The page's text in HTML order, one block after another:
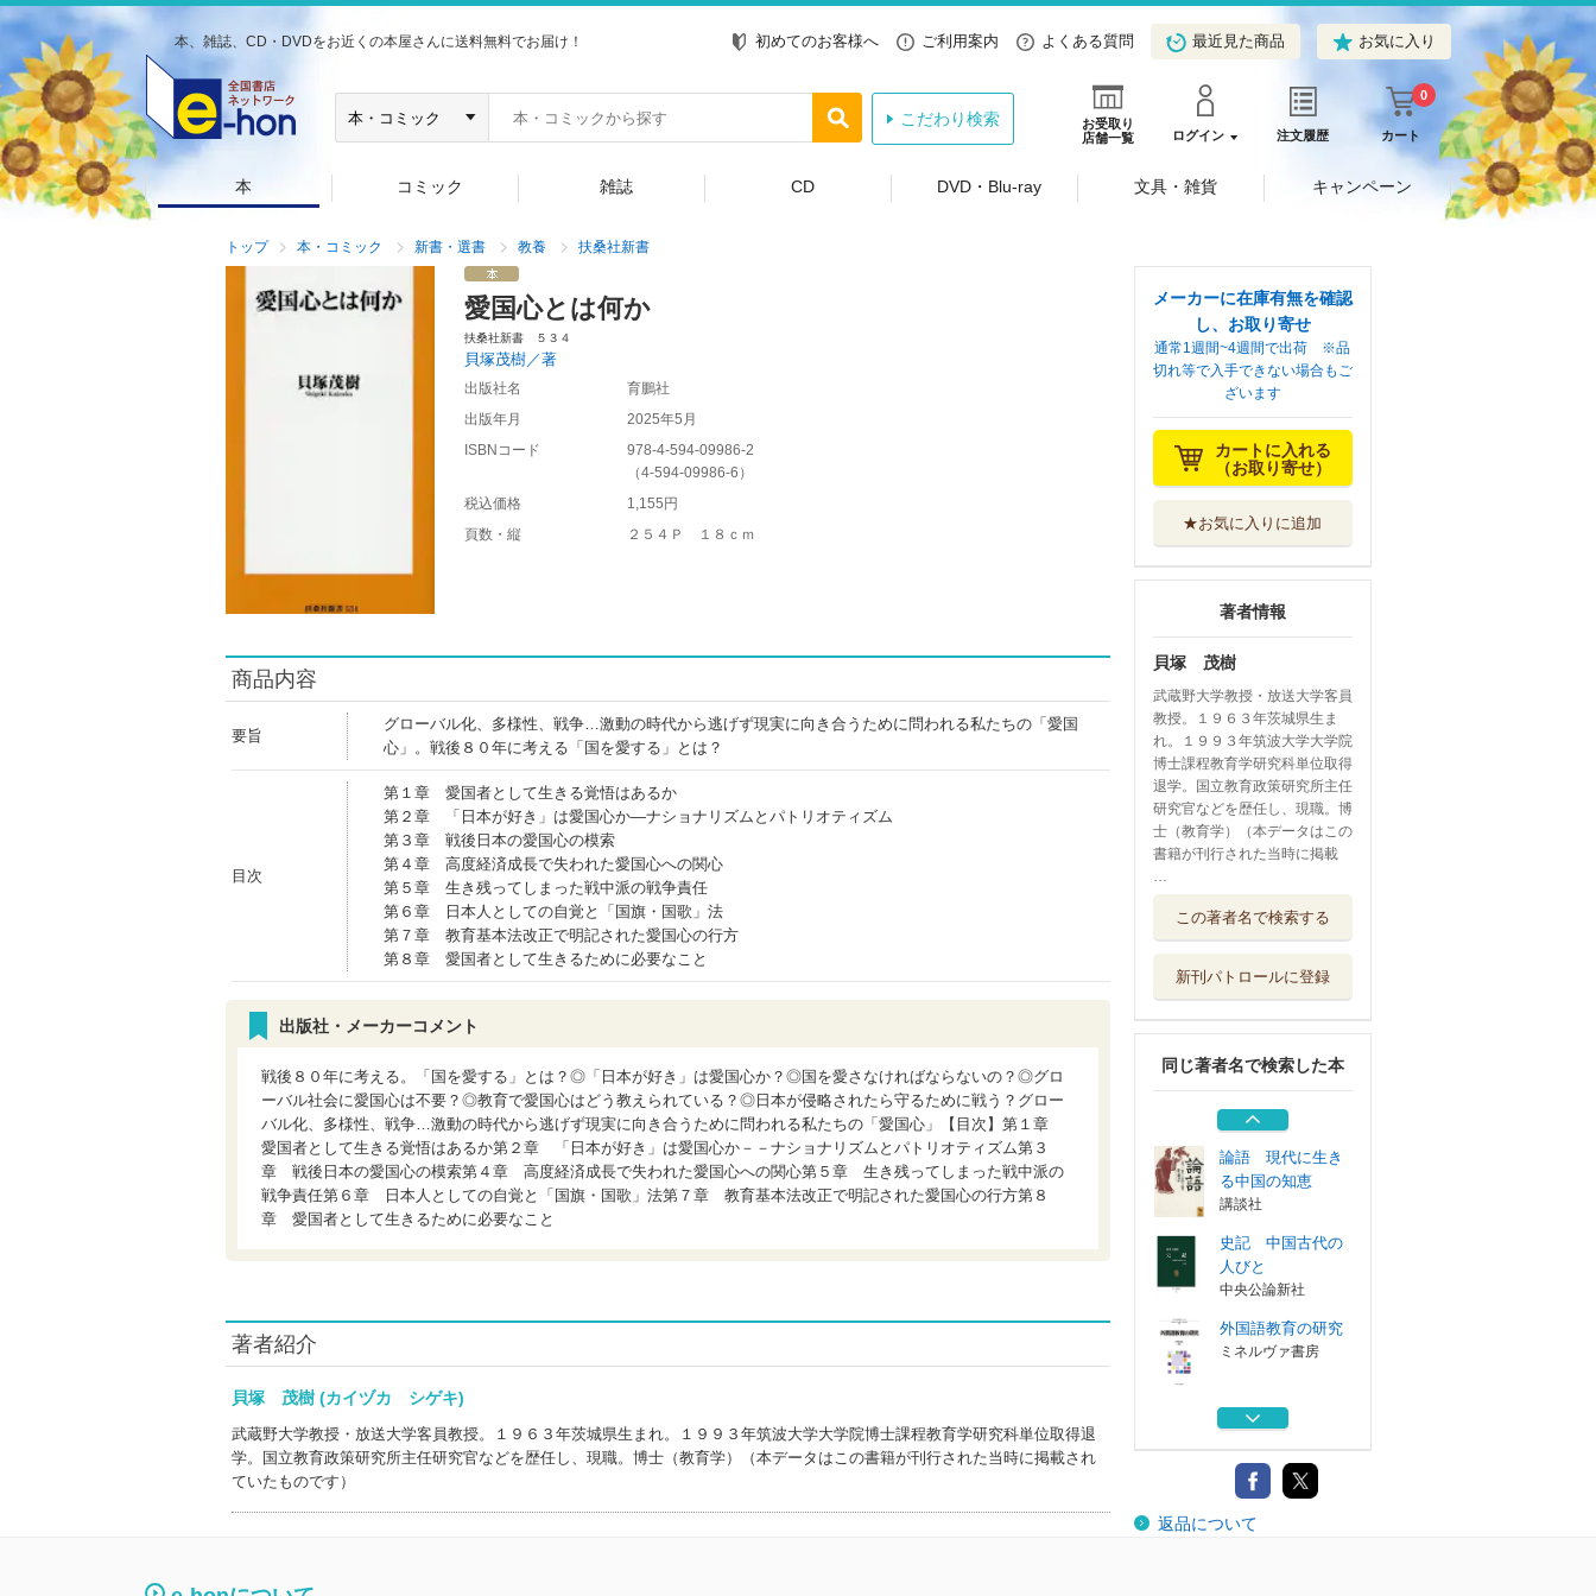
本、雑誌、CD・DVDをお近くの本屋さんに送料無料でお届け！ 初めてのお客様へ ご利用案内 よくある質問 最近見た商品 お気に入り
お受取り
店舗一覧
ログイン 注文履歴 カート
0
こだわり検索
本 コミック 雑誌 CD DVD・Blu-ray 文具・雑貨 キャンペーン
トップ 本・コミック 新書・選書 教養 扶桑社新書
愛国心とは何か
扶桑社新書 ５３４
貝塚茂樹／著
出版社名
育鵬社
出版年月
2025年5月
ISBNコード
978-4-594-09986-2
（4-594-09986-6 ）
税込価格
1,155円
頁数・縦
２５４Ｐ １８ｃｍ
商品内容
要旨
グローバル化、多様性、戦争…激動の時代から逃げず現実に向き合うために問われる私たちの「愛国
心」。戦後８０年に考える「国を愛する」とは？
目次
第１章 愛国者として生きる覚悟はあるか
第２章 「日本が好き」は愛国心か―ナショナリズムとパトリオティズム
第３章 戦後日本の愛国心の模索
第４章 高度経済成長で失われた愛国心への関心
第５章 生き残ってしまった戦中派の戦争責任
第６章 日本人としての自覚と「国旗・国歌」法
第７章 教育基本法改正で明記された愛国心の行方
第８章 愛国者として生きるために必要なこと
出版社・メーカーコメント
戦後８０年に考える。「国を愛する」とは？◎「日本が好き」は愛国心か？◎国を愛さなければならないの？◎グロ
ーバル社会に愛国心は不要？◎教育で愛国心はどう教えられている？◎日本が侵略されたら守るために戦う？グロー
バル化、多様性、戦争…激動の時代から逃げず現実に向き合うために問われる私たちの「愛国心」【目次】第１章
愛国者として生きる覚悟はあるか第２章 「日本が好き」は愛国心か－－ナショナリズムとパトリオティズム第３
章 戦後日本の愛国心の模索第４章 高度経済成長で失われた愛国心への関心第５章 生き残ってしまった戦中派の
戦争責任第６章 日本人としての自覚と「国旗・国歌」法第７章 教育基本法改正で明記された愛国心の行方第８
章 愛国者として生きるために必要なこと
著者紹介
貝塚 茂樹 (カイヅカ シゲキ)
武蔵野大学教授・放送大学客員教授。１９６３年茨城県生まれ。１９９３年筑波大学大学院博士課程教育学研究科単位取得退
学。国立教育政策研究所主任研究官などを歴任し、現職。博士（教育学）（本データはこの書籍が刊行された当時に掲載され
ていたものです）
メーカーに在庫有無を確認
し、お取り寄せ
通常1週間~4週間で出荷 ※品
切れ等で入手できない場合もご
ざいます
カートに入れる
（お取り寄せ）
★お気に入りに追加
著者情報
貝塚 茂樹
武蔵野大学教授・放送大学客員
教授。１９６３年茨城県生ま
れ。１９９３年筑波大学大学院
博士課程教育学研究科単位取得
退学。国立教育政策研究所主任
研究官などを歴任し、現職。博
士（教育学）（本データはこの
書籍が刊行された当時に掲載
…
この著者名で検索する
新刊パトロールに登録
同じ著者名で検索した本
ミネルヴァ書房
最終講義 挑戦の
ＫＡＤＯＫＡＷＡ
テーマで学ぶ日本
教育史
放送大学教育振...
論語 現代に生き
る中国の知恵
講談社
史記 中国古代の
人びと
中央公論新社
外国語教育の研究
ミネルヴァ書房
最終講義 挑戦の
ＫＡＤＯＫＡＷＡ
テーマで学ぶ日本
教育史
返品について